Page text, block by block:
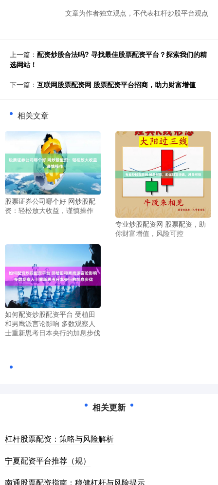
文章为作者独立观点，不代表杠杆炒股平台观点
上一篇： 配资炒股合法吗? 寻找最佳股票配资平台？探索我们的精
选网站！
下一篇： 互联网股票配资网 股票配资平台招商，助力财富增值
相关文章
股票证券公司哪个好 网炒股配
资：轻松放大收益，谨慎操作
专业炒股配资网 股票配资，助
你财富增值，风险可控
如何配资炒股配资平台 受植田
和男鹰派言论影响 多数观察人
士重新思考日本央行的加息步伐
相关更新
杠杆股票配资：策略与风险解析
宁夏配资平台推荐（规）
南通股票配资指南：稳健杠杆与风险提示